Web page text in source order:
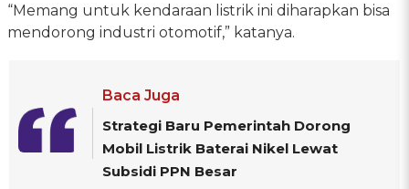
“Memang untuk kendaraan listrik ini diharapkan bisa
mendorong industri otomotif,” katanya.
Baca Juga
Strategi Baru Pemerintah Dorong
Mobil Listrik Baterai Nikel Lewat
Subsidi PPN Besar